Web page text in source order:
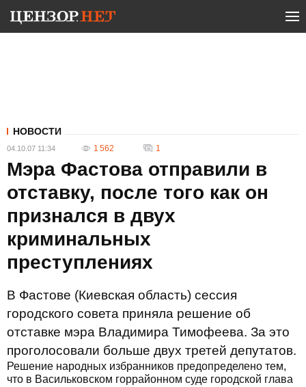
НОВОСТИ
04.10.07 11:34 1 562 1
Мэра Фастова отправили в
отставку, после того как он
признался в двух
криминальных
преступлениях
В Фастове (Киевская область) сессия
городского совета приняла решение об
отставке мэра Владимира Тимофеева. За это
проголосовали больше двух третей депутатов.
Решение народных избранников предопределено тем,
что в Васильковском горрайонном суде городской глава